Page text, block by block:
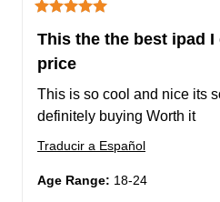
This the the best ipad
price
This is so cool and nice its
definitely buying Worth it
Traducir a Español
Age Range: 18-24